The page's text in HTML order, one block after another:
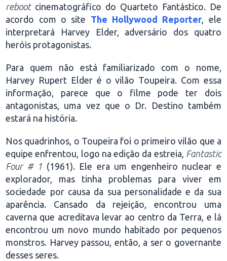
rebootcinematográfico do Quarteto Fantástico. De
acordo com o site The Hollywood Reporter, ele
interpretará Harvey Elder, adversário dos quatro
heróis protagonistas.
Para quem não está familiarizado com o nome,
Harvey Rupert Elder é o vilão Toupeira. Com essa
informação, parece que o filme pode ter dois
antagonistas, uma vez que o Dr. Destino também
estará na história.
Nos quadrinhos, o Toupeira foi o primeiro vilão que a
equipe enfrentou, logo na edição da estreia, Fantastic
Four # 1 (1961). Ele era um engenheiro nuclear e
explorador, mas tinha problemas para viver em
sociedade por causa da sua personalidade e da sua
aparência. Cansado da rejeição, encontrou uma
caverna que acreditava levar ao centro da Terra, e lá
encontrou um novo mundo habitado por pequenos
monstros. Harvey passou, então, a ser o governante
desses seres.